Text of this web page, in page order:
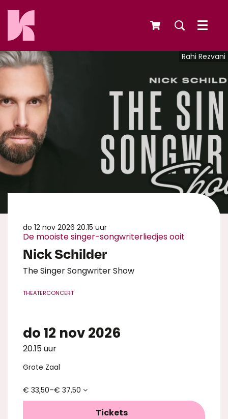
Menu
Rahi Rezvani
Nick Schilder
The Singer Songwriter Show
De mooiste singer-songwriterliedjes ooit
do 12 nov 2026 20.15 uur
THEATERCONCERT
do 12 nov 2026
20.15 uur
Grote Zaal
€ 33,50–€ 37,50
Tickets